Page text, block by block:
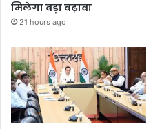
मिलेगा बड़ा बढ़ावा
21 hours ago